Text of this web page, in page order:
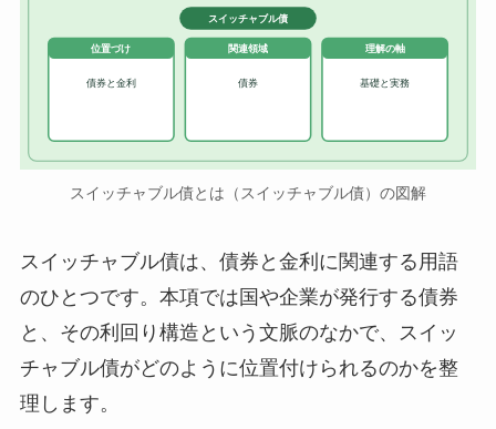
スイッチャブル債
位置づけ
債券と金利
関連領域
債券
理解の軸
基礎と実務
スイッチャブル債とは（スイッチャブル債）の図解
スイッチャブル債は、債券と金利に関連する用語
のひとつです。本項では国や企業が発行する債券
と、その利回り構造という文脈のなかで、スイッ
チャブル債がどのように位置付けられるのかを整
理します。